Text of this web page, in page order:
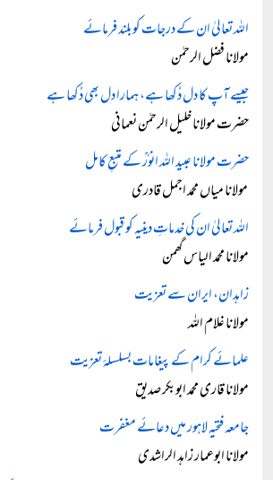
اللہ تعالیٰ ان کے درجات کو بلند فرمائے
مولانا فضل الرحمٰن
جیسے آپ کا دل دُکھا ہے، ہمارا دل بھی دُکھا ہے
حضرت مولانا خلیل الرحمٰن نعمانی
حضرت مولانا عبید اللہ انورؒ کے متبعِ کامل
مولانا میاں محمد اجمل قادری
اللہ تعالیٰ ان کی خدماتِ دینیہ کو قبول فرمائے
مولانا محمد الیاس گھمن
زاہدان، ایران سے تعزیت
مولانا غلام اللہ
علمائے کرام کے پیغامات بسلسلۂ تعزیت
مولانا قاری محمد ابوبکر صدیق
جامعہ فتحیہ لاہور میں دعائے مغفرت
مولانا ابوعمار زاہد الراشدی